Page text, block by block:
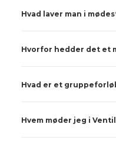
Hvad laver man i
Hvorfor hedder det et
Hvad er et
Hvem møder jeg i